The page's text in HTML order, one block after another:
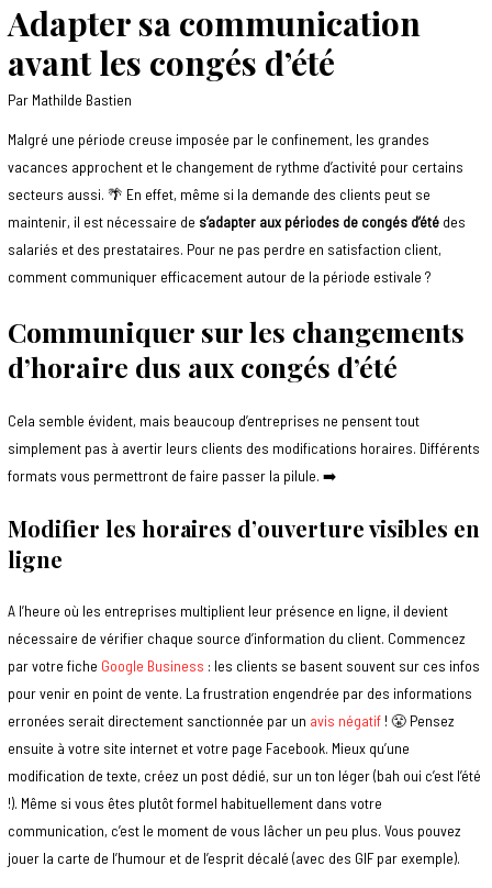
Adapter sa communication
avant les congés d’été
Par Mathilde Bastien
Malgré une période creuse imposée par le confinement, les grandes
vacances approchent et le changement de rythme d’activité pour certains
secteurs aussi. 🌴 En effet, même si la demande des clients peut se
maintenir, il est nécessaire de s’adapter aux périodes de congés d’été des
salariés et des prestataires. Pour ne pas perdre en satisfaction client,
comment communiquer efficacement autour de la période estivale ?
Communiquer sur les changements
d’horaire dus aux congés d’été
Cela semble évident, mais beaucoup d’entreprises ne pensent tout
simplement pas à avertir leurs clients des modifications horaires. Différents
formats vous permettront de faire passer la pilule. ➡️
Modifier les horaires d’ouverture visibles en
ligne
A l’heure où les entreprises multiplient leur présence en ligne, il devient
nécessaire de vérifier chaque source d’information du client. Commencez
par votre fiche Google Business : les clients se basent souvent sur ces infos
pour venir en point de vente. La frustration engendrée par des informations
erronées serait directement sanctionnée par un avis négatif ! 😤 Pensez
ensuite à votre site internet et votre page Facebook. Mieux qu’une
modification de texte, créez un post dédié, sur un ton léger (bah oui c’est l’été
!). Même si vous êtes plutôt formel habituellement dans votre
communication, c’est le moment de vous lâcher un peu plus. Vous pouvez
jouer la carte de l’humour et de l’esprit décalé (avec des GIF par exemple).